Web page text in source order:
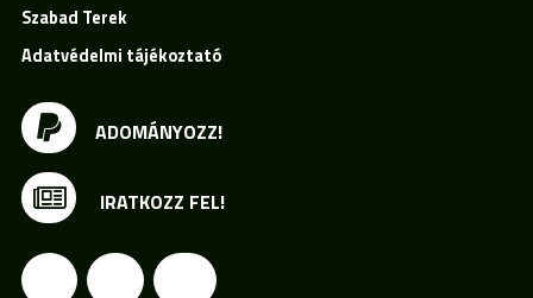
ADOMÁNYOZZ!
IRATKOZZ FEL!
Szabad Terek
Adatvédelmi tájékoztató